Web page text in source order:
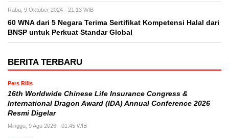
Rabu, 9 Oktober 2024 - 21:13 WIB
60 WNA dari 5 Negara Terima Sertifikat Kompetensi Halal dari
BNSP untuk Perkuat Standar Global
BERITA TERBARU
Pers Rilis
16th Worldwide Chinese Life Insurance Congress &
International Dragon Award (IDA) Annual Conference 2026
Resmi Digelar
Minggu, 9 Agu 2026 - 01:45 WIB